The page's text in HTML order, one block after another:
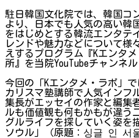
駐日韓国文化院では、韓国コ
より、日本でも人気の高い韓
をはじめとする韓流エンタテ
レンドや魅力などについて様
えするプログラム『Kエンタ
所』を当院YouTubeチャンネ
今回の「Kエンタメ・ラボ」
カリスマ塾講師で人気インフ
集長がエッセイの作家と編集
ルも価値観も何もかもが違う
グルライフを探していく姿を
ソウル」（原題：싱글 인 서